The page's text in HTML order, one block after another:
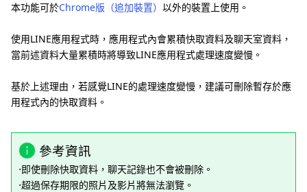
本功能可於Chrome版（追加裝置） 以外的裝置上使用。
使用LINE應用程式時，應用程式內會累積快取資料及聊天室資料，
當前述資料大量累積時將導致LINE應用程式處理速度變慢。
基於上述理由，若感覺LINE的處理速度變慢，建議可刪除暫存於應
用程式內的快取資料。
參考資訊
⋅即使刪除快取資料，聊天記錄也不會被刪除。
⋅超過保存期限的照片及影片將無法瀏覽。